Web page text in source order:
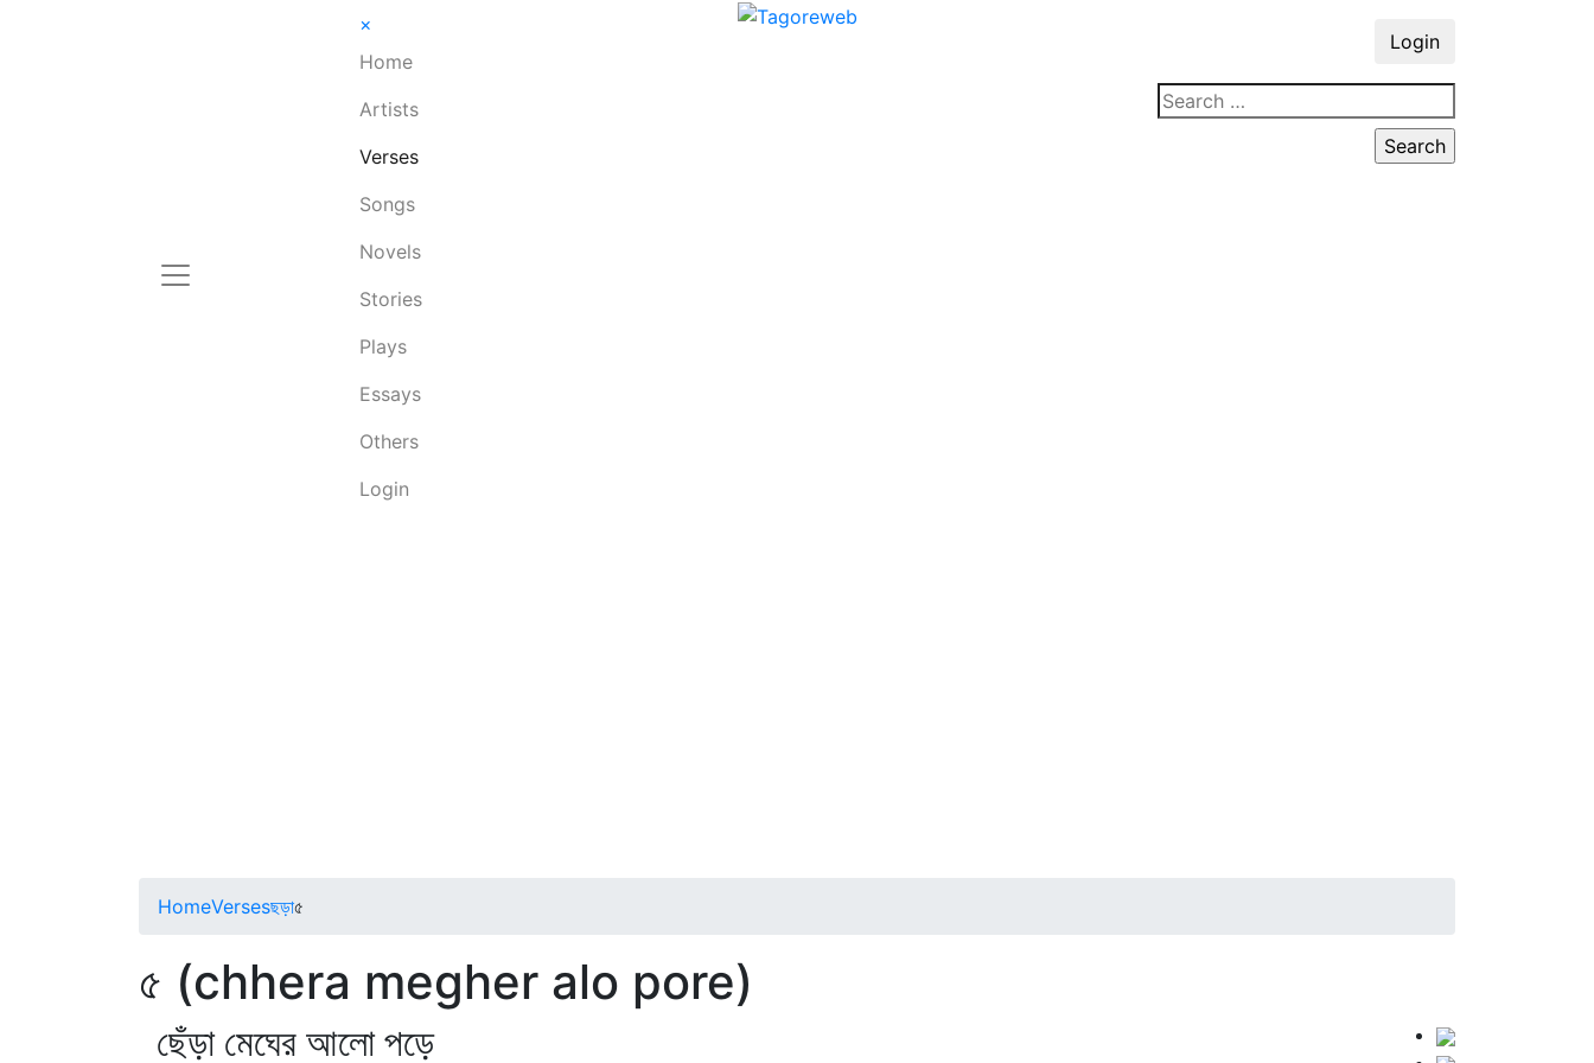
×
Home
Artists
Verses
Songs
Novels
Stories
Plays
Essays
Others
Login
Login
HomeVersesছড়া৫
৫ (chhera megher alo pore)
ছেঁড়া মেঘের আলো পড়ে